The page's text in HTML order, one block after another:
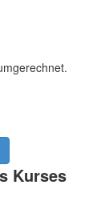
Kurses